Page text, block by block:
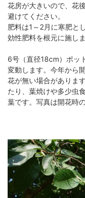
花房が大きいので、花
避けてください。
肥料は1～2月に寒肥と
効性肥料を根元に施しま
6号（直径18cm）ポッ
変動します。今年から
花が無い場合がありま
たり、葉焼けや多少虫
葉です。写真は開花時